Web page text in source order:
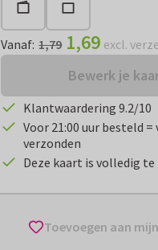
Vanaf: 1,79 1,69 excl.
Bewerk je
Klantwaardering 9.2/10
Voor 21:00 uur besteld =
verzonden
Deze kaart is volledig
Toevoegen aan